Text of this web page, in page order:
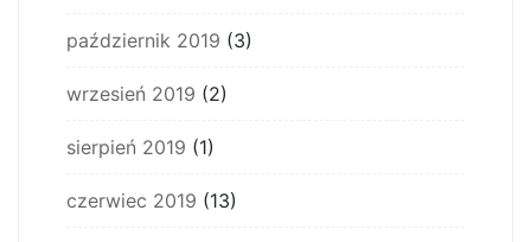
październik 2019 (3)
wrzesień 2019 (2)
sierpień 2019 (1)
czerwiec 2019 (13)